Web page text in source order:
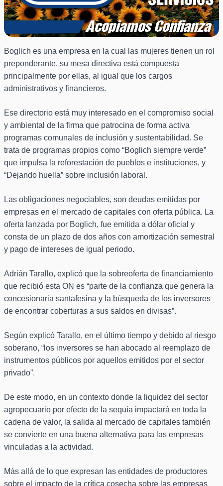
Boglich es una empresa en la cual las mujeres tienen un rol
preponderante, su mesa directiva está compuesta
principalmente por ellas, al igual que los cargos
administrativos y financieros.
Ese directorio está muy interesado en el compromiso social
y ambiental de la firma que patrocina de forma activa
programas comunales de inclusión y sustentabilidad. Se
trata de programas propios como “Boglich siempre verde”
que impulsa la reforestación de pueblos e instituciones, y
“Dejando huella” sobre inclusión laboral.
Las obligaciones negociables, son deudas emitidas por
empresas en el mercado de capitales con oferta pública. La
oferta lanzada por Boglich, fue emitida a dólar oficial y
consta de un plazo de dos años con amortización semestral
y pago de intereses de igual periodo.
Adrián Tarallo, explicó que la sobreoferta de financiamiento
que recibió esta ON es “parte de la confianza que genera la
concesionaria santafesina y la búsqueda de los inversores
de encontrar coberturas a sus saldos en divisas”.
Según explicó Tarallo, en el último tiempo y debido al riesgo
soberano, “los inversores se han abocado al reemplazo de
instrumentos públicos por aquellos emitidos por el sector
privado”.
De este modo, en un contexto donde la liquidez del sector
agropecuario por efecto de la sequía impactará en toda la
cadena de valor, la salida al mercado de capitales también
se convierte en una buena alternativa para las empresas
vinculadas a la actividad.
Más allá de lo que expresan las entidades de productores
sobre el impacto de la crítica cosecha sobre las empresas